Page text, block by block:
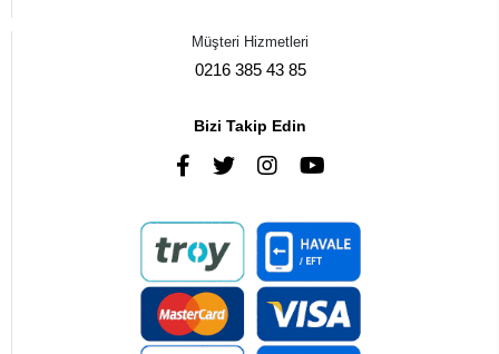
Müşteri Hizmetleri
0216 385 43 85
Bizi Takip Edin